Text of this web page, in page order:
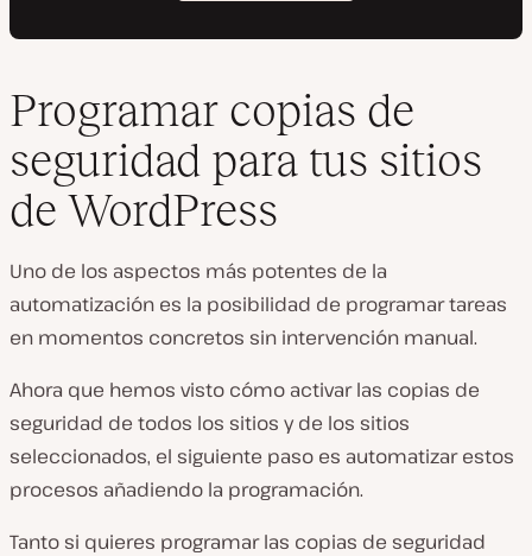
Programar copias de
seguridad para tus sitios
de WordPress
Uno de los aspectos más potentes de la
automatización es la posibilidad de programar tareas
en momentos concretos sin intervención manual.
Ahora que hemos visto cómo activar las copias de
seguridad de todos los sitios y de los sitios
seleccionados, el siguiente paso es automatizar estos
procesos añadiendo la programación.
Tanto si quieres programar las copias de seguridad